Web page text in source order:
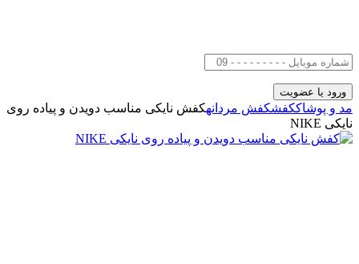
مد و پوشاککفشکفش مردانهکفش نایکی مناسب دویدن و پیاده روی
نایکی NIKE